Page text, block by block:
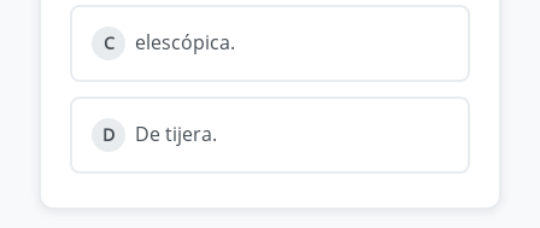
C elescópica.
D De tijera.